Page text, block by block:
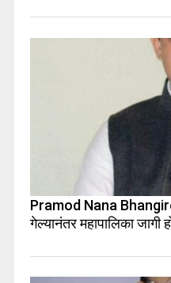
Pramod Nana
गेल्यानंतर महापालिका जागी